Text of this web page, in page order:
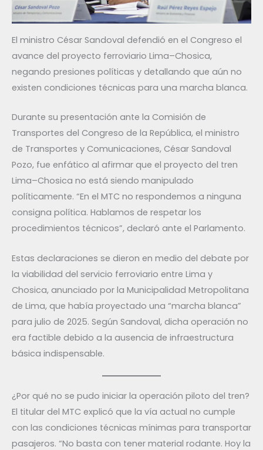
El ministro César Sandoval defendió en el Congreso el
avance del proyecto ferroviario Lima–Chosica,
negando presiones políticas y detallando que aún no
existen condiciones técnicas para una marcha blanca.
Durante su presentación ante la Comisión de
Transportes del Congreso de la República, el ministro
de Transportes y Comunicaciones, César Sandoval
Pozo, fue enfático al afirmar que el proyecto del tren
Lima–Chosica no está siendo manipulado
políticamente. “En el MTC no respondemos a ninguna
consigna política. Hablamos de respetar los
procedimientos técnicos”, declaró ante el Parlamento.
Estas declaraciones se dieron en medio del debate por
la viabilidad del servicio ferroviario entre Lima y
Chosica, anunciado por la Municipalidad Metropolitana
de Lima, que había proyectado una “marcha blanca”
para julio de 2025. Según Sandoval, dicha operación no
era factible debido a la ausencia de infraestructura
básica indispensable.
¿Por qué no se pudo iniciar la operación piloto del tren?
El titular del MTC explicó que la vía actual no cumple
con las condiciones técnicas mínimas para transportar
pasajeros. “No basta con tener material rodante. Hoy la